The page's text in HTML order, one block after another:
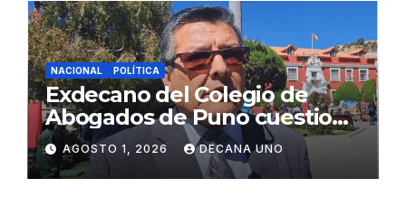
NACIONAL POLÍTICA
Exdecano del Colegio de
Abogados de Puno cuestiona
propuestas sobre seguridad
ciudadana
AGOSTO 1, 2026 DECANA UNO